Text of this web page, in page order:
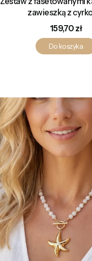
zawieszką z
Cena
159,70 zł
Do koszyka